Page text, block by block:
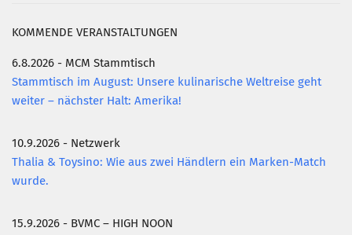
KOMMENDE VERANSTALTUNGEN
6.8.2026 - MCM Stammtisch
Stammtisch im August: Unsere kulinarische Weltreise geht
weiter – nächster Halt: Amerika!
10.9.2026 - Netzwerk
Thalia & Toysino: Wie aus zwei Händlern ein Marken-Match
wurde.
15.9.2026 - BVMC – HIGH NOON